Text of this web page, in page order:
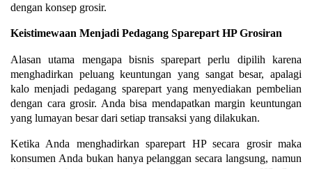
dengan konsep grosir.
Keistimewaan Menjadi Pedagang Sparepart HP Grosiran
Alasan utama mengapa bisnis sparepart perlu dipilih karena
menghadirkan peluang keuntungan yang sangat besar, apalagi
kalo menjadi pedagang sparepart yang menyediakan pembelian
dengan cara grosir. Anda bisa mendapatkan margin keuntungan
yang lumayan besar dari setiap transaksi yang dilakukan.
Ketika Anda menghadirkan sparepart HP secara grosir maka
konsumen Anda bukan hanya pelanggan secara langsung, namun